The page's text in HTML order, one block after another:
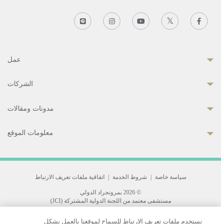
عمل
الشركات
مدونات ومقالات
معلومات الموقع
سياسة خاصة شروط الخدمة اتفاقية ملفات تعريف الارتباط
© 2026 بمرونجراد الدولي
مستشفى معتمد من اللجنة الدولية المشتركة (JCI)
33 Sukhumvit 3, Wattana, Bangkok 10110 Thailand.
نستخدم ملفات تعريف الارتباط للسماح لموقعنا بالعمل بشكل